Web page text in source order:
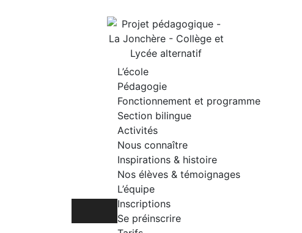
L’école
Pédagogie
Fonctionnement et programme
Section bilingue
Activités
Nous connaître
Inspirations & histoire
Nos élèves & témoignages
L’équipe
Inscriptions
Se préinscrire